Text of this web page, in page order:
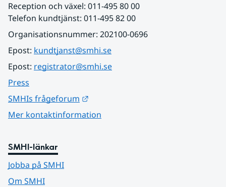
Reception och växel: 011-495 80 00
Telefon kundtjänst: 011-495 82 00
Organisationsnummer: 202100-0696
Epost: kundtjanst@smhi.se
Epost: registrator@smhi.se
Press
SMHIs frågeforum
Mer kontaktinformation
SMHI-länkar
Jobba på SMHI
Om SMHI